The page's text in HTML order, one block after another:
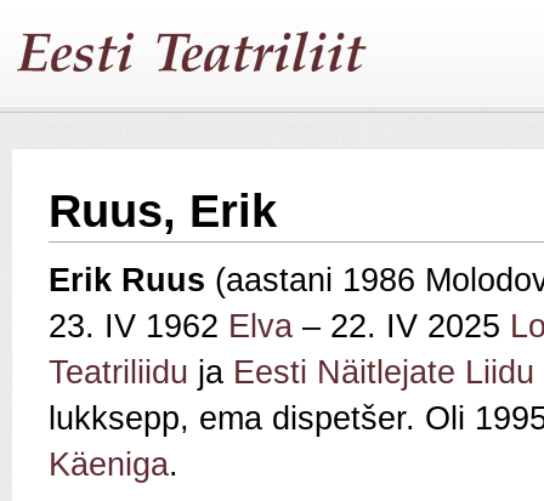
Ruus, Erik
Erik Ruus (aastani 1986
23. IV 1962 Elva – 22. IV 2025
Teatriliidu ja Eesti Näitlejate Liidu
lukksepp, ema dispetšer. Oli
Käeniga.